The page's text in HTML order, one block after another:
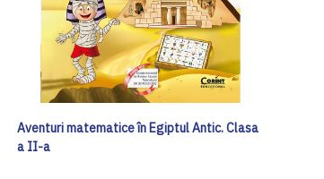
Aventuri matematice în Egiptul Antic. Clasa
a II-a